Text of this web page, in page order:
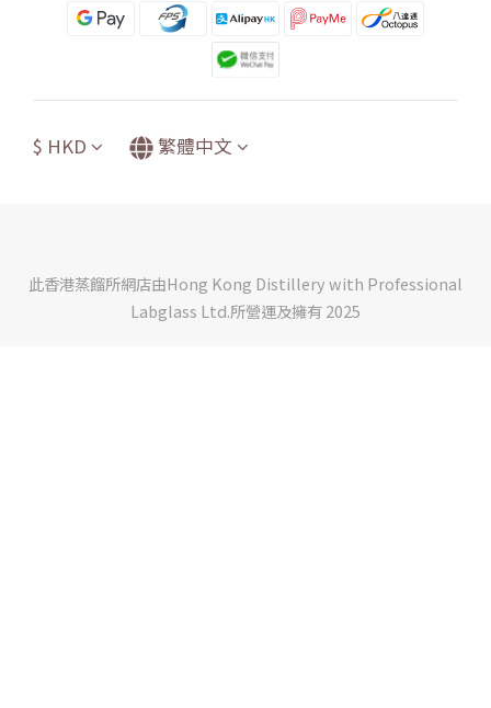
$ HKD 繁體中文
此香港蒸餾所網店由Hong Kong Distillery with Professional
Labglass Ltd.所營運及擁有 2025